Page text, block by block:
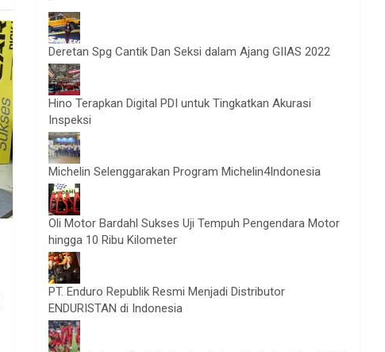
Deretan Spg Cantik Dan Seksi dalam Ajang GIIAS 2022
Hino Terapkan Digital PDI untuk Tingkatkan Akurasi
Inspeksi
Michelin Selenggarakan Program Michelin4Indonesia
Oli Motor Bardahl Sukses Uji Tempuh Pengendara Motor
hingga 10 Ribu Kilometer
PT. Enduro Republik Resmi Menjadi Distributor
ENDURISTAN di Indonesia